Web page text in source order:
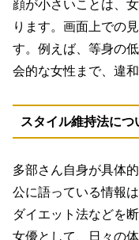
顔が小さいことは、
ります。画面上での
す。例えば、等身の
会的な女性まで、違
スタイル維持法につ
多部さん自身が具体
公に語っている情報
ダイエット法などを
女優として、日々の